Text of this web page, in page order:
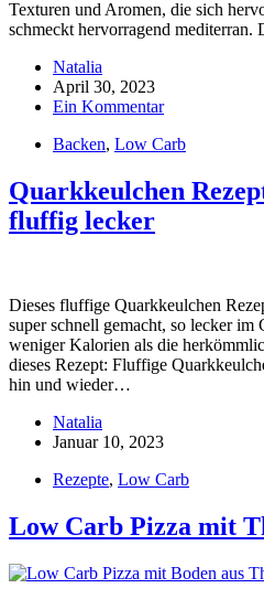
Texturen und Aromen, die sich
schmeckt hervorragend
Natalia
April 30, 2023
Ein Kommentar
Backen, Low Carb
Quarkkeulchen
fluffig lecker
Dieses fluffige Quarkkeulchen
super schnell gemacht, so lecker im
weniger Kalorien als die
dieses Rezept: Fluffige
hin und wieder…
Natalia
Januar 10, 2023
Rezepte, Low Carb
Low Carb Pizza mit